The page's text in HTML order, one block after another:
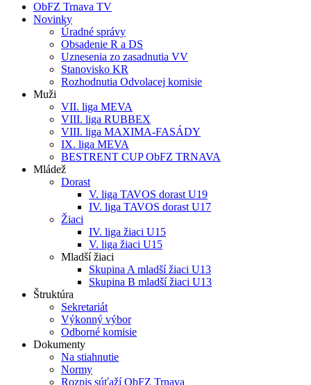
ObFZ Trnava TV
Novinky
Úradné správy
Obsadenie R a DS
Uznesenia zo zasadnutia VV
Stanovisko KR
Rozhodnutia Odvolacej komisie
Muži
VII. liga MEVA
VIII. liga RUBBEX
VIII. liga MAXIMA-FASÁDY
IX. liga MEVA
BESTRENT CUP ObFZ TRNAVA
Mládež
Dorast
V. liga TAVOS dorast U19
IV. liga TAVOS dorast U17
Žiaci
IV. liga žiaci U15
V. liga žiaci U15
Mladší žiaci
Skupina A mladší žiaci U13
Skupina B mladší žiaci U13
Štruktúra
Sekretariát
Výkonný výbor
Odborné komisie
Dokumenty
Na stiahnutie
Normy
Rozpis súťaží ObFZ Trnava